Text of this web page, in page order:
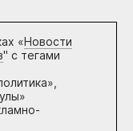
«Новости
" с тегами